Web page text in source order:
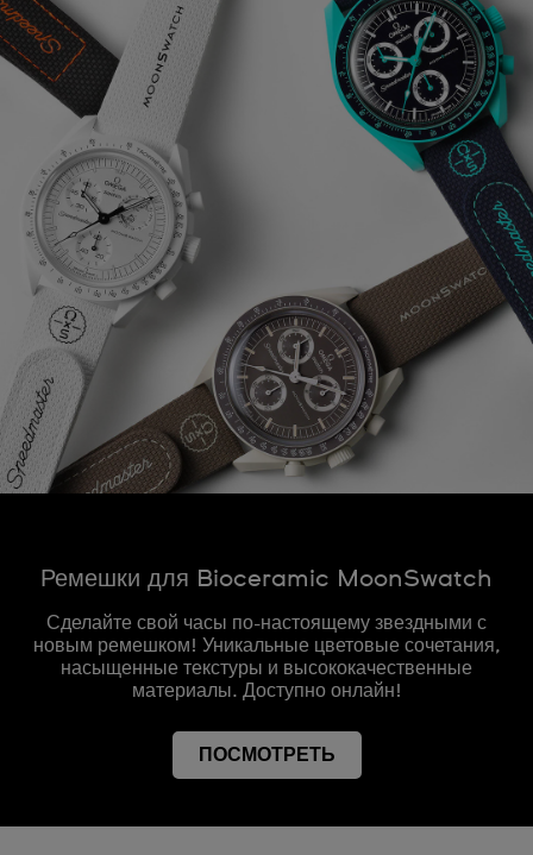
Ремешки для Bioceramic MoonSwatch
Сделайте свой часы по-настоящему звездными с
новым ремешком! Уникальные цветовые сочетания,
насыщенные текстуры и высококачественные
материалы. Доступно онлайн!
ПОСМОТРЕТЬ